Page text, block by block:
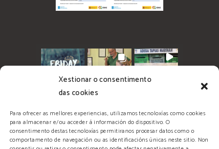
Xestionar o consentimento
das cookies
Para ofrecer as mellores experiencias, utilizamos tecnoloxías como cookies
para almacenar e/ou acceder á información do dispositivo. O
consentimento destas tecnoloxías permitiranos procesar datos como o
comportamento de navegación ou as identificacións únicas neste sitio. Non